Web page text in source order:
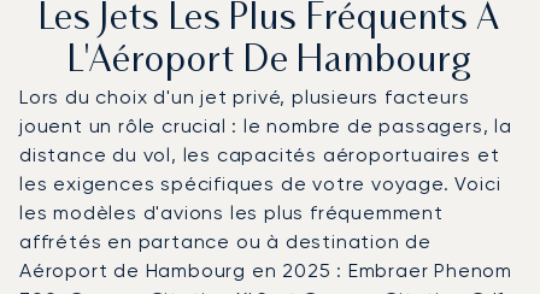
Les Jets Les Plus Fréquents À
L'Aéroport De Hambourg
Lors du choix d'un jet privé, plusieurs facteurs
jouent un rôle crucial : le nombre de passagers, la
distance du vol, les capacités aéroportuaires et
les exigences spécifiques de votre voyage. Voici
les modèles d'avions les plus fréquemment
affrétés en partance ou à destination de
Aéroport de Hambourg en 2025 : Embraer Phenom